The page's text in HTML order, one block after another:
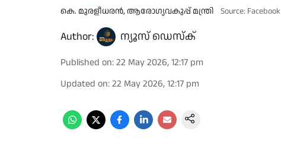
കെ. മുരളീധരൻ, ആരോഗ്യവകുപ്പ് മന്ത്രി Source: Facebook
Author: ന്യൂസ് ഡെസ്ക്
Published on:22 May 2026, 12:17 pm
Updated on:22 May 2026, 12:17 pm